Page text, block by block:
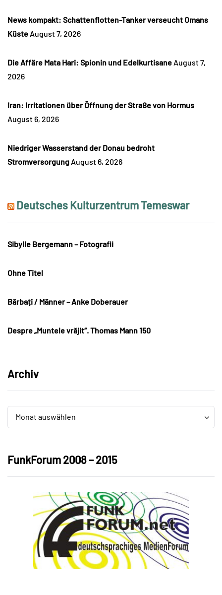
News kompakt: Schattenflotten-Tanker verseucht Omans
Küste August 7, 2026
Die Affäre Mata Hari: Spionin und Edelkurtisane August 7,
2026
Iran: Irritationen über Öffnung der Straße von Hormus
August 6, 2026
Niedriger Wasserstand der Donau bedroht
Stromversorgung August 6, 2026
Deutsches Kulturzentrum Temeswar
Sibylle Bergemann – Fotografii
Ohne Titel
Bărbați / Männer – Anke Doberauer
Despre „Muntele vrăjit“. Thomas Mann 150
Archiv
Monat auswählen
Archiv
FunkForum 2008 – 2015